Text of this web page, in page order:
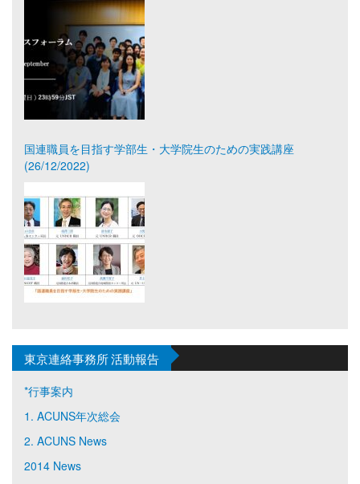
国連職員を目指す学部生・大学院生のための実践講座
(26/12/2022)
東京連絡事務所 活動報告
*行事案内
1. ACUNS年次総会
2. ACUNS News
2014 News